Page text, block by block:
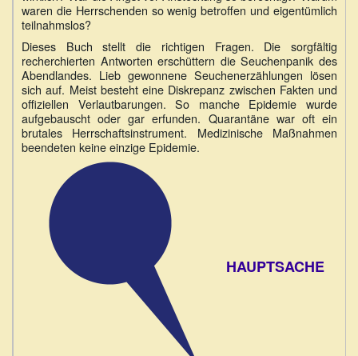
waren die Herrschenden so wenig betroffen und eigentümlich
teilnahmslos?
Dieses Buch stellt die richtigen Fragen. Die sorgfältig
recherchierten Antworten erschüttern die Seuchenpanik des
Abendlandes. Lieb gewonnene Seuchenerzählungen lösen
sich auf. Meist besteht eine Diskrepanz zwischen Fakten und
offiziellen Verlautbarungen. So manche Epidemie wurde
aufgebauscht oder gar erfunden. Quarantäne war oft ein
brutales Herrschaftsinstrument. Medizinische Maßnahmen
beendeten keine einzige Epidemie.
HAUPTSACHE